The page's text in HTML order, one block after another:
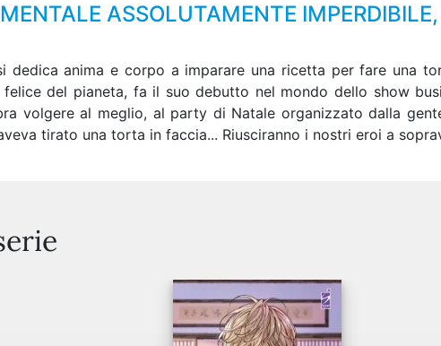
ASSOLUTAMENTE
dedica anima e corpo a imparare una ricetta per fare una
del pianeta, fa il suo debutto nel mondo dello show
volgere al meglio, al party di Natale organizzato dalla
tirato una torta in faccia... Riusciranno i nostri eroi a